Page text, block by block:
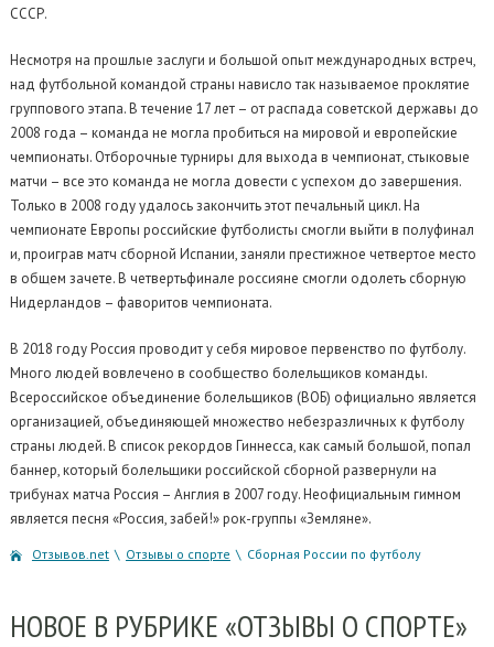
СССР.
Несмотря на прошлые заслуги и большой опыт международных встреч,
над футбольной командой страны нависло так называемое проклятие
группового этапа. В течение 17 лет – от распада советской державы до
2008 года – команда не могла пробиться на мировой и европейские
чемпионаты. Отборочные турниры для выхода в чемпионат, стыковые
матчи – все это команда не могла довести с успехом до завершения.
Только в 2008 году удалось закончить этот печальный цикл. На
чемпионате Европы российские футболисты смогли выйти в полуфинал
и, проиграв матч сборной Испании, заняли престижное четвертое место
в общем зачете. В четвертьфинале россияне смогли одолеть сборную
Нидерландов – фаворитов чемпионата.
В 2018 году Россия проводит у себя мировое первенство по футболу.
Много людей вовлечено в сообщество болельщиков команды.
Всероссийское объединение болельщиков (ВОБ) официально является
организацией, объединяющей множество небезразличных к футболу
страны людей. В список рекордов Гиннесса, как самый большой, попал
баннер, который болельщики российской сборной развернули на
трибунах матча Россия – Англия в 2007 году. Неофициальным гимном
является песня «Россия, забей!» рок-группы «Земляне».
Отзывов.net \ Отзывы о спорте \ Сборная России по футболу
НОВОЕ В РУБРИКЕ «ОТЗЫВЫ О СПОРТЕ»